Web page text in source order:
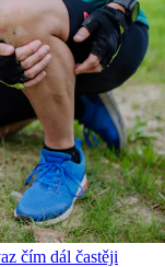
čím dál častěji